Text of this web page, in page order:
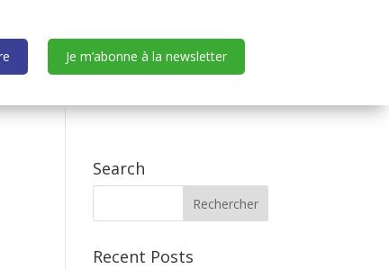
Je m’abonne à la newsletter
Search
Recent Posts